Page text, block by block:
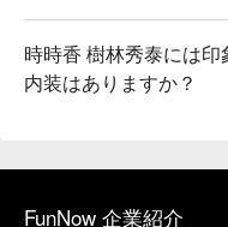
時時香 樹林秀泰には
内装はありますか？
FunNow 企業紹介